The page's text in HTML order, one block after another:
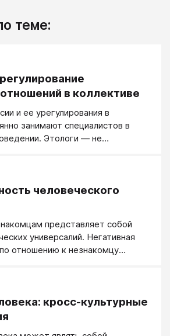
теме:
в коллективе
и ее урегулирования в
занимают специалистов в
Этологи — не
поддержания
в группе.
человеческого
представляет собой
универсалий. Негативная
отношению к незнакомцу
кросс-культурные